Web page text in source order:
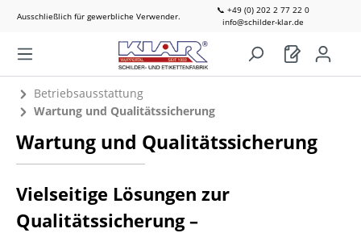
Ausschließlich für gewerbliche Verwender.
📞 +49 (0) 202 2 77 22 0
info@schilder-klar.de
Betriebsausstattung
Wartung und Qualitätssicherung
Wartung und Qualitätssicherung
Vielseitige Lösungen zur
Qualitätssicherung –